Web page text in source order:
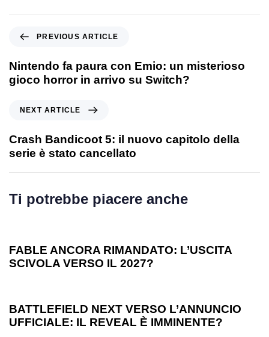
PREVIOUS ARTICLE
Nintendo fa paura con Emio: un misterioso
gioco horror in arrivo su Switch?
NEXT ARTICLE
Crash Bandicoot 5: il nuovo capitolo della
serie è stato cancellato
Ti potrebbe piacere anche
FABLE ANCORA RIMANDATO: L’USCITA
SCIVOLA VERSO IL 2027?
BATTLEFIELD NEXT VERSO L’ANNUNCIO
UFFICIALE: IL REVEAL È IMMINENTE?